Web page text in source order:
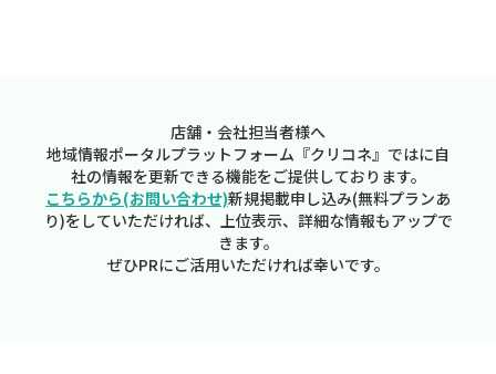
店舗・会社担当者様へ
地域情報ポータルプラットフォーム『クリコネ』ではに自
社の情報を更新できる機能をご提供しております。
こちらから(お問い合わせ)新規掲載申し込み(無料プランあ
り)をしていただければ、上位表示、詳細な情報もアップで
きます。
ぜひPRにご活用いただければ幸いです。